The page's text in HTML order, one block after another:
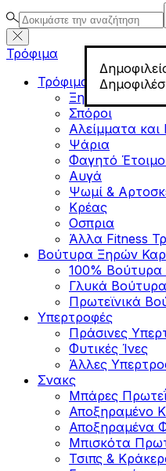
Τρόφιμα
Τρόφιμα για Fitness
Ξηροί Καρποί
Σπόροι
Αλείμματα και
Ψάρια
Φαγητό
Αυγά
Ψωμί &
Κρέας
Οσπρια
Άλλα Fitness
Βούτυρα Ξηρών
100%
Γλυκά
Πρωτεϊνικά
Υπερτροφές
Πράσινες
Φυτικές Ίνες
Άλλες
Σνακς
Μπάρες
Αποξηραμένο
Αποξηραμένα
Μπισκότα
Τσιπς &